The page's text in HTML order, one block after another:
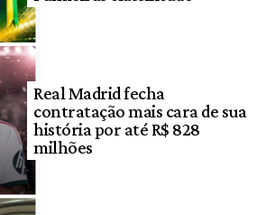
Real Madrid fecha
contratação mais cara de sua
história por até R$ 828
milhões